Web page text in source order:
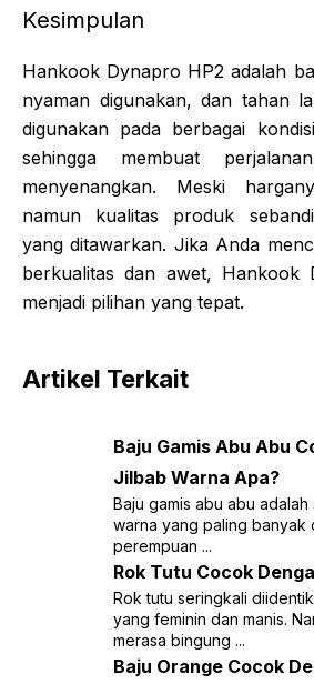
Kesimpulan
Hankook Dynapro HP2 adalah
nyaman digunakan, dan tahan
digunakan pada berbagai
sehingga membuat
menyenangkan. Meski
namun kualitas produk
yang ditawarkan. Jika Anda
berkualitas dan awet, Hankook
menjadi pilihan yang tepat.
Artikel Terkait
Baju Gamis Abu Abu
Jilbab Warna Apa?
Baju gamis abu abu adalah
warna yang paling banyak
perempuan ...
Rok Tutu Cocok
Rok tutu seringkali
yang feminin dan manis.
merasa bingung ...
Baju Orange Cocok